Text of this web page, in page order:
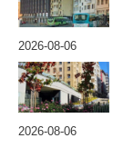
2026-08-06
2026-08-06